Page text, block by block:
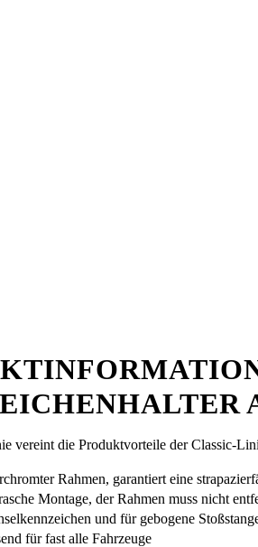
vereint die Produktvorteile der Classic-
Rahmen, garantiert eine
Montage, der Rahmen muss nicht
und für gebogene
für fast alle Fahrzeuge